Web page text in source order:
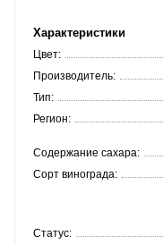
Характеристики
Цвет:
Производитель:
Тип:
Регион:
Содержание сахара:
Сорт винограда:
Статус: